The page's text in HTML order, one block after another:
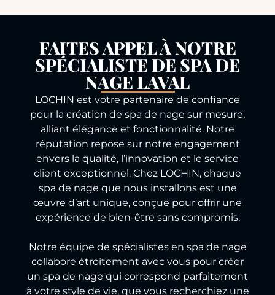
FAITES APPEL À NOTRE
SPÉCIALISTE DE SPA DE
NAGE LAVAL
LOCHIN est votre partenaire de confiance
pour la création de spa de nage sur mesure,
alliant élégance et fonctionnalité. Notre
réputation repose sur notre engagement
envers la qualité, l’innovation et le service
client exceptionnel. Chez LOCHIN, chaque
spa de nage que nous installons est une
œuvre d’art unique, conçue pour offrir une
expérience de bien-être sans compromis.
Notre équipe de spécialistes en spa de nage
collabore étroitement avec vous pour créer
un spa de nage qui correspond parfaitement
à votre style de vie, que vous recherchiez une